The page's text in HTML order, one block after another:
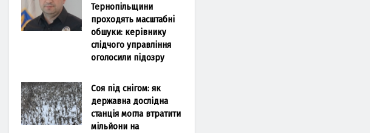
Тернопільщини
проходять масштабні
обшуки: керівнику
слідчого управління
оголосили підозру
Соя під снігом: як
державна дослідна
станція могла втратити
мільйони на